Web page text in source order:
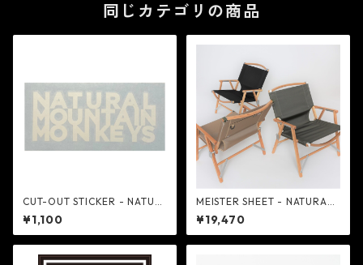
同じカテゴリの商品
CUT-OUT STICKER - NATUR
AL MOUNTAIN MOKEYS
¥1,100
MEISTER SHEET - NATURAL
MOUNTAIN MOKEYS
¥19,470